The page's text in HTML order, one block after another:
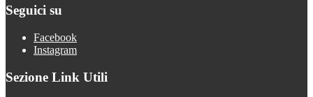
Seguici su
Facebook
Instagram
Sezione Link Utili